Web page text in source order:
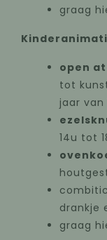
graag
open
tot
jaar van
14u tot
drankje
graag